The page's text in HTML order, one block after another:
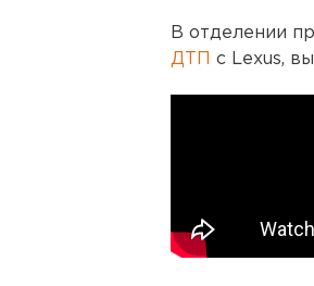
В отделении
ДТП с Lexus,